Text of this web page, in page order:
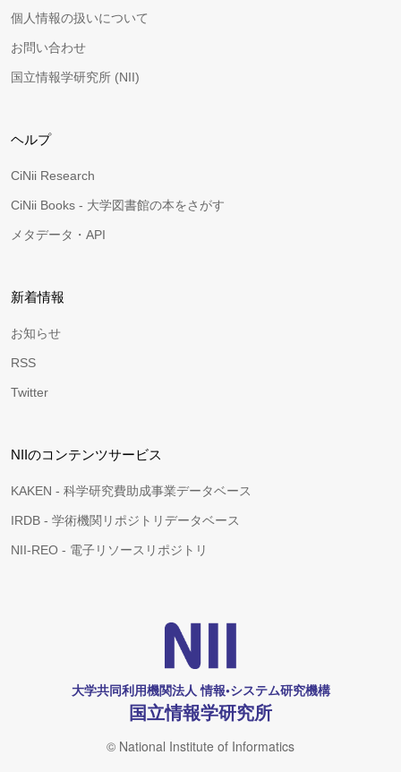
個人情報の扱いについて
お問い合わせ
国立情報学研究所 (NII)
ヘルプ
CiNii Research
CiNii Books - 大学図書館の本をさがす
メタデータ・API
新着情報
お知らせ
RSS
Twitter
NIIのコンテンツサービス
KAKEN - 科学研究費助成事業データベース
IRDB - 学術機関リポジトリデータベース
NII-REO - 電子リソースリポジトリ
大学共同利用機関法人 情報•システム研究機構
国立情報学研究所
© National Institute of Informatics